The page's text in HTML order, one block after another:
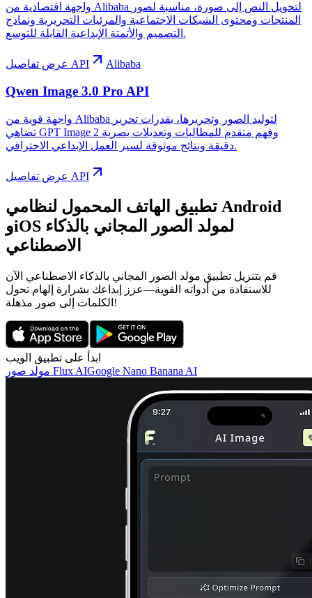
واجهة اقتصادية من Alibaba لتحويل النص إلى صورة، مناسبة لصور
المنتجات ومحتوى الشبكات الاجتماعية والمرئيات التحريرية ونماذج
التصميم والأتمتة الإبداعية القابلة للتوسع.
عرض تفاصيل API Alibaba
Qwen Image 3.0 Pro API
واجهة قوية من Alibaba لتوليد الصور وتحريرها، بقدرات تحرير
تضاهي GPT Image 2 وفهم متقدم للمطالبات وتعديلات بصرية
دقيقة ونتائج موثوقة لسير العمل الإبداعي الاحترافي.
عرض تفاصيل API
تطبيق الهاتف المحمول لنظامي Android
وiOS لمولد الصور المجاني بالذكاء
الاصطناعي
قم بتنزيل تطبيق مولد الصور المجاني بالذكاء الاصطناعي الآن
للاستفادة من أدواته القوية—عزز إبداعك بشرارة إلهام تحول
الكلمات إلى صور مذهلة!
ابدأ على تطبيق الويب
مولد صور Flux AIGoogle Nano Banana AI